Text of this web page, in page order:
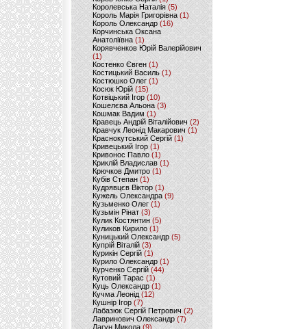
Королевська Наталія(5)
Король Марія Григорівна (1)
Король Олександр (16)
Корчинська Оксана
Анатоліївна (1)
Корявченков Юрій Валерійович
(1)
Костенко Євген (1)
Костицький Василь (1)
Костюшко Олег (1)
Косюк Юрій (15)
Котвіцький Ігор (10)
Кошелєва Альона(3)
Кошмак Вадим (1)
Кравець Андрій Віталійович (2)
Кравчук Леонід Макарович (1)
Краснокутський Сергій (1)
Кривецький Ігор (1)
Кривонос Павло (1)
Криклій Владислав (1)
Крючков Дмитро(1)
Кубів Степан(1)
Кудрявцєв Віктор (1)
Кужель Олександра (9)
Кузьменко Олег (1)
Кузьмін Рінат(3)
Кулик Костянтин(5)
Куликов Кирило (1)
Куницький Олександр (5)
Купрій Віталій (3)
Курикін Сергій(1)
Курило Олександр (1)
Курченко Сергій (44)
Кутовий Тарас (1)
Куць Олександр (1)
Кучма Леонід (12)
Кушнір Ігор(7)
Лабазюк Сергій Петрович (2)
Лавринович Олександр(7)
Лагун Микола(9)